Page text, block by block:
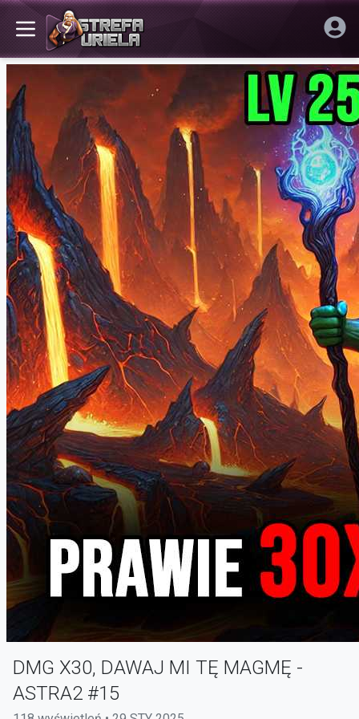
DMG X30, DAWAJ MI TĘ MAGMĘ -
ASTRA2 #15